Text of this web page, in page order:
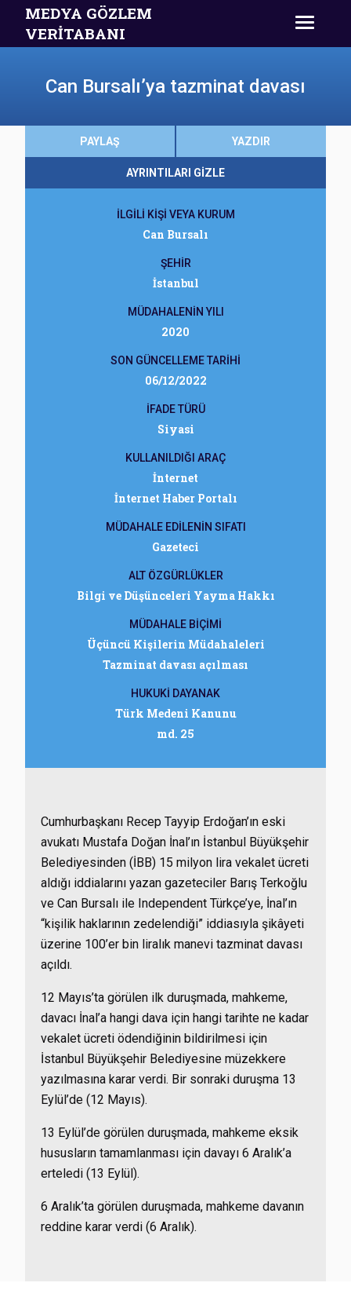
MEDYA GÖZLEM
VERİTABANI
Can Bursalı’ya tazminat davası
PAYLAŞ YAZDIR
AYRINTILARI GİZLE
İLGİLİ KİŞİ VEYA KURUM
Can Bursalı
ŞEHİR
İstanbul
MÜDAHALENİN YILI
2020
SON GÜNCELLEME TARİHİ
06/12/2022
İFADE TÜRÜ
Siyasi
KULLANILDIĞI ARAÇ
İnternet
İnternet Haber Portalı
MÜDAHALE EDİLENİN SIFATI
Gazeteci
ALT ÖZGÜRLÜKLER
Bilgi ve Düşünceleri Yayma Hakkı
MÜDAHALE BİÇİMİ
Üçüncü Kişilerin Müdahaleleri
Tazminat davası açılması
HUKUKİ DAYANAK
Türk Medeni Kanunu
md. 25
Cumhurbaşkanı Recep Tayyip Erdoğan’ın eski
avukatı Mustafa Doğan İnal’ın İstanbul Büyükşehir
Belediyesinden (İBB) 15 milyon lira vekalet ücreti
aldığı iddialarını yazan gazeteciler Barış Terkoğlu
ve Can Bursalı ile Independent Türkçe’ye, İnal’ın
“kişilik haklarının zedelendiği” iddiasıyla şikâyeti
üzerine 100’er bin liralık manevi tazminat davası
açıldı.
12 Mayıs’ta görülen ilk duruşmada, mahkeme,
davacı İnal’a hangi dava için hangi tarihte ne kadar
vekalet ücreti ödendiğinin bildirilmesi için
İstanbul Büyükşehir Belediyesine müzekkere
yazılmasına karar verdi. Bir sonraki duruşma 13
Eylül’de (12 Mayıs).
13 Eylül’de görülen duruşmada, mahkeme eksik
hususların tamamlanması için davayı 6 Aralık’a
erteledi (13 Eylül).
6 Aralık’ta görülen duruşmada, mahkeme davanın
reddine karar verdi (6 Aralık).